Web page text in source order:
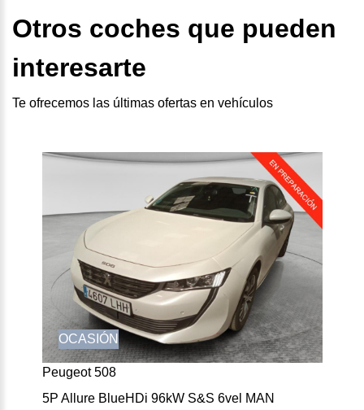
Otros coches que pueden
interesarte
Te ofrecemos las últimas ofertas en vehículos
OCASIÓN
Peugeot 508
5P Allure BlueHDi 96kW S&S 6vel MAN